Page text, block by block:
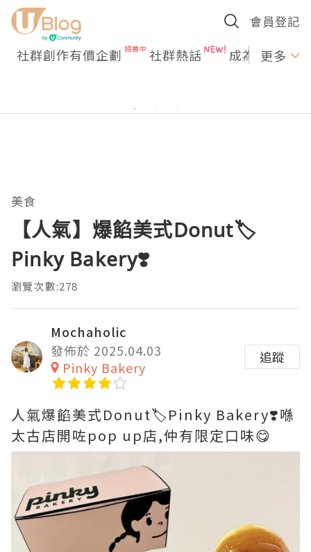
會員登記
社群創作有價企劃 社群熱話 成為U更多
美食
【人氣】爆餡美式Donut🏷️
Pinky Bakery❣️
瀏覽次數:278
Mochaholic
發佈於 2025.04.03
Pinky Bakery
追蹤
人氣爆餡美式Donut🏷️Pinky Bakery❣️喺
太古店開咗pop up店,仲有限定口味😋